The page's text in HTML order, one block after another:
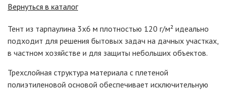
Вернуться в каталог
Тент из тарпаулина 3х6 м плотностью 120 г/м² идеально
подходит для решения бытовых задач на дачных участках,
в частном хозяйстве и для защиты небольших объектов.
Трехслойная структура материала с плетеной
полиэтиленовой основой обеспечивает исключительную